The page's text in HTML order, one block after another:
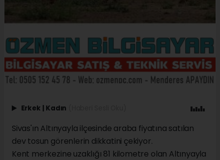
Erkek | Kadın
Sivas'ın Altınyayla ilçesinde araba fiyatına satılan
dev tosun görenlerin dikkatini çekiyor.
Kent merkezine uzaklığı 81 kilometre olan Altınyayla